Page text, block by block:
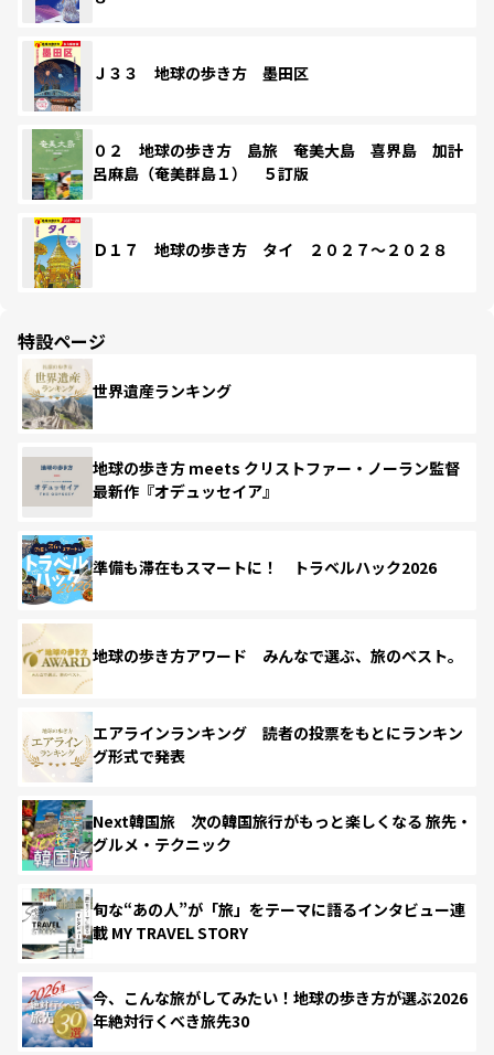
Ｊ３３ 地球の歩き方 墨田区
０２ 地球の歩き方 島旅 奄美大島 喜界島 加計
呂麻島（奄美群島１） ５訂版
Ｄ１７ 地球の歩き方 タイ ２０２７～２０２８
特設ページ
世界遺産ランキング
地球の歩き方 meets クリストファー・ノーラン監督
最新作『オデュッセイア』
準備も滞在もスマートに！ トラベルハック2026
地球の歩き方アワード みんなで選ぶ、旅のベスト。
エアラインランキング 読者の投票をもとにランキン
グ形式で発表
Next韓国旅 次の韓国旅行がもっと楽しくなる 旅先・
グルメ・テクニック
旬な“あの人”が「旅」をテーマに語るインタビュー連
載 MY TRAVEL STORY
今、こんな旅がしてみたい！地球の歩き方が選ぶ2026
年絶対行くべき旅先30